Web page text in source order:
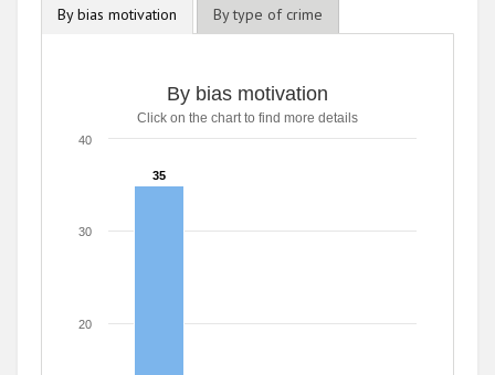
By bias motivation By type of crime
By bias motivation
Click on the chart to find more details
35
35
20
30
40